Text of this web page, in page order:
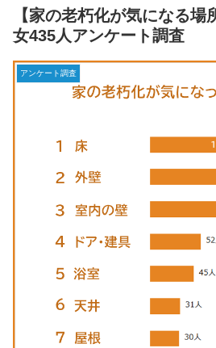
【家の老朽化が気になる場
女435人アンケート調査
アンケート調査